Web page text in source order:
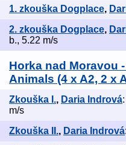
1. zkouška Dogplace,
2. zkouška Dogplace,
b., 5.22 m/s
Horka nad Moravou
Animals (4 x A2, 2 x
Zkouška I., Daria Indrová
m/s
Zkouška II., Daria Indrová